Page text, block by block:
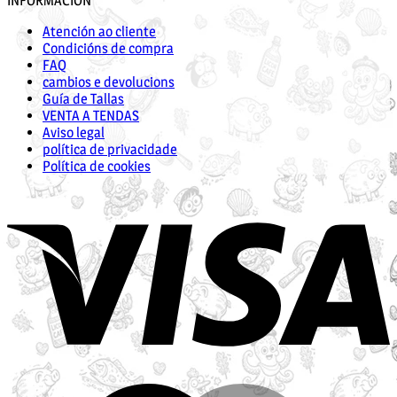
Atención ao cliente
Condicións de compra
FAQ
cambios e devolucions
Guía de Tallas
VENTA A TENDAS
Aviso legal
política de privacidade
Política de cookies